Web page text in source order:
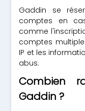
Gaddin se
comptes en
comme
comptes
IP et les
abus.
Combien
Gaddin ?